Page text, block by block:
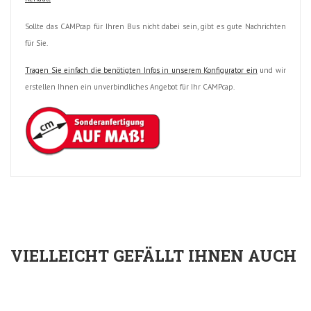
Sollte das CAMPcap für Ihren Bus nicht dabei sein, gibt es gute Nachrichten
für Sie.
Tragen Sie einfach die benötigten Infos in unserem Konfigurator ein und wir
erstellen Ihnen ein unverbindliches Angebot für Ihr CAMPcap.
VIELLEICHT GEFÄLLT IHNEN AUCH